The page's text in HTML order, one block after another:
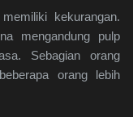
kekurangan.
mengandung pulp
Sebagian orang
orang lebih